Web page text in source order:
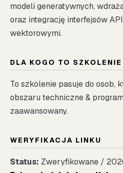
modeli generatywnych,
oraz integrację interfejsów
wektorowymi.
DLA KOGO TO SZKOLENIE
To szkolenie pasuje do osob,
obszaru techniczne &
zaawansowany.
WERYFIKACJA LINKU
Status: Zweryfikowane /